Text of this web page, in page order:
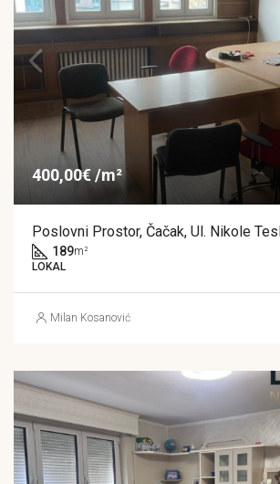
400,00€ /m²
Poslovni Prostor, Čačak, Ul. Nikole
189m²
LOKAL
Milan Kosanović